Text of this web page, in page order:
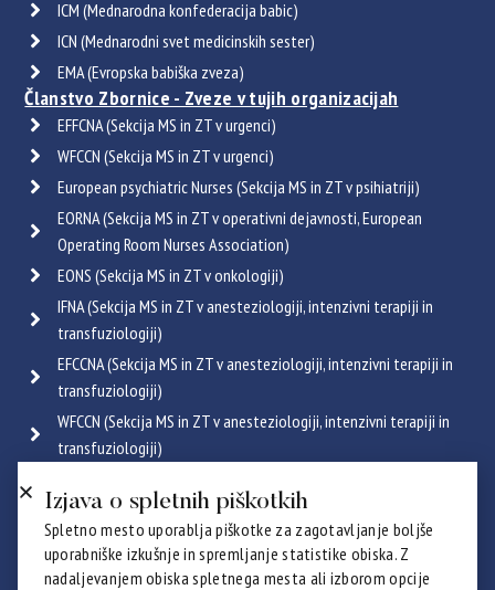
ICM (Mednarodna konfederacija babic)
ICN (Mednarodni svet medicinskih sester)
EMA (Evropska babiška zveza)
Članstvo Zbornice - Zveze v tujih organizacijah
EFFCNA (Sekcija MS in ZT v urgenci)
WFCCN (Sekcija MS in ZT v urgenci)
European psychiatric Nurses (Sekcija MS in ZT v psihiatriji)
EORNA (Sekcija MS in ZT v operativni dejavnosti, European
Operating Room Nurses Association)
EONS (Sekcija MS in ZT v onkologiji)
IFNA (Sekcija MS in ZT v anesteziologiji, intenzivni terapiji in
transfuziologiji)
EFCCNA (Sekcija MS in ZT v anesteziologiji, intenzivni terapiji in
transfuziologiji)
WFCCN (Sekcija MS in ZT v anesteziologiji, intenzivni terapiji in
transfuziologiji)
ICRN (Sekcija MS in ZT v pulmologiji)
Poglej vse
Certifikati
Izjava o spletnih piškotkih
Spletno mesto uporablja piškotke za zagotavljanje boljše
uporabniške izkušnje in spremljanje statistike obiska. Z
nadaljevanjem obiska spletnega mesta ali izborom opcije